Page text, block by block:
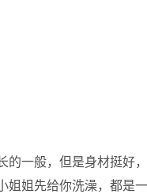
的一般，但是身材挺好
姐先给你洗澡，都是